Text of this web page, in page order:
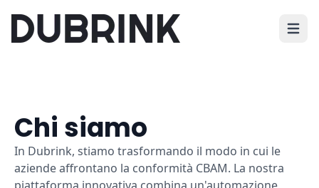
Apri
Chi siamo
In Dubrink, stiamo trasformando il modo in cui le
aziende affrontano la conformità CBAM. La nostra